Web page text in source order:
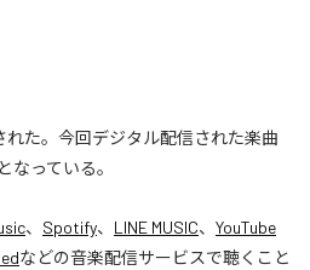
れた。今回デジタル配信された楽曲
なっている。
、 Spotify、 LINE MUSIC、 YouTube
などの音楽配信サービスで聴くこと